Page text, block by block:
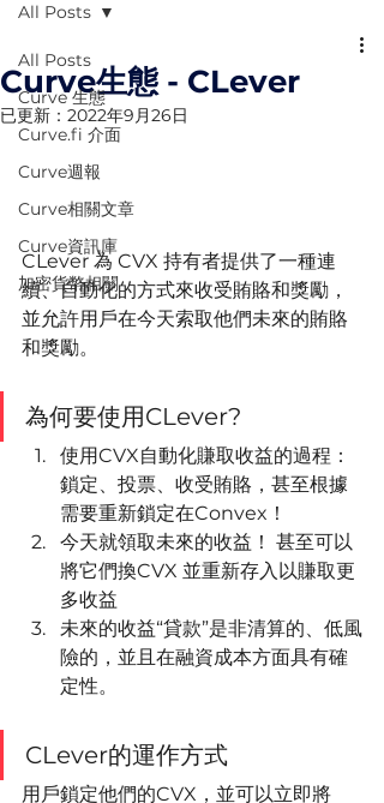
All Posts
Curve ​生態
Curve.fi 介面
Curve週報
Curve相關文章
Curve資訊庫
加密貨幣相關
All Posts
Curve生態 - CLever
已更新： 2022年9月26日
CLever 為 CVX 持有者提供了一種連
續、自動化的方式來收受賄賂和獎勵，
並允許用戶在今天索取他們未來的賄賂
和獎勵。
為何要使用CLever?
使用CVX自動化賺取收益的過程：
鎖定、投票、收受賄賂，甚至根據
需要重新鎖定在Convex！
今天就領取未來的收益！ 甚至可以
將它們換CVX 並重新存入以賺取更
多收益
未來的收益“貸款”是非清算的、低風
險的，並且在融資成本方面具有確
定性。
CLever的運作方式
用戶鎖定他們的CVX，並可以立即將